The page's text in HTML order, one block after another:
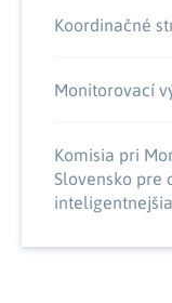
Koordinačné
Monitorovací
Komisia pri
Slovensko pre